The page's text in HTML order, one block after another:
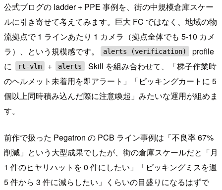
公式ブログの ladder + PPE 事例を、街の中規模倉庫スケー
ルに引き寄せて考えてみます。巨大 FC ではなく、地域の物
流拠点で 1 ラインあたり 1 カメラ（拠点全体でも 5-10 カメ
ラ）、という規模感です。
alerts (verification)
profile
に
rt-vlm + alerts
Skill を組み合わせて、「梯子作業時
のヘルメット未着用を即アラート」「ピッキングカートに 5
個以上同時積み込んだ際に注意喚起」みたいな運用が組めま
す。
前作で扱った Pegatron の PCB ライン事例は「不良率 67%
削減」という大型成果でしたが、街の倉庫スケールだと「月
1 件のヒヤリハットを 0 件にしたい」「ピッキングミスを週
5 件から 3 件に減らしたい」くらいの目盛りになるはずで